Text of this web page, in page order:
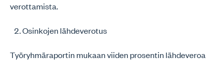
verottamista.
Osinkojen lähdeverotus
Työryhmäraportin mukaan viiden prosentin lähdeveroa